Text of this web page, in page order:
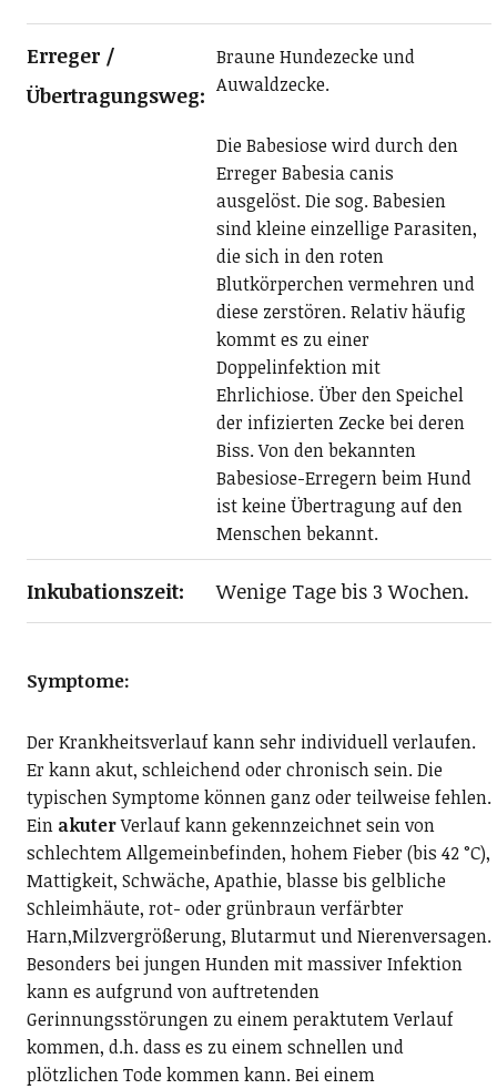
Erreger /
Übertragungsweg:
Braune Hundezecke und
Auwaldzecke.
Die Babesiose wird durch den
Erreger Babesia canis
ausgelöst. Die sog. Babesien
sind kleine einzellige Parasiten,
die sich in den roten
Blutkörperchen vermehren und
diese zerstören. Relativ häufig
kommt es zu einer
Doppelinfektion mit
Ehrlichiose. Über den Speichel
der infizierten Zecke bei deren
Biss. Von den bekannten
Babesiose-Erregern beim Hund
ist keine Übertragung auf den
Menschen bekannt.
Inkubationszeit: Wenige Tage bis 3 Wochen.
Symptome:
Der Krankheitsverlauf kann sehr individuell verlaufen.
Er kann akut, schleichend oder chronisch sein. Die
typischen Symptome können ganz oder teilweise fehlen.
Ein akuterVerlauf kann gekennzeichnet sein von
schlechtem Allgemeinbefinden, hohem Fieber (bis 42 °C),
Mattigkeit, Schwäche, Apathie, blasse bis gelbliche
Schleimhäute, rot- oder grünbraun verfärbter
Harn,Milzvergrößerung, Blutarmut und Nierenversagen.
Besonders bei jungen Hunden mit massiver Infektion
kann es aufgrund von auftretenden
Gerinnungsstörungen zu einem peraktutem Verlauf
kommen, d.h. dass es zu einem schnellen und
plötzlichen Tode kommen kann. Bei einem